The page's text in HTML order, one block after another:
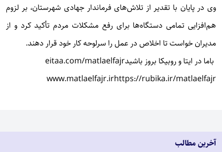
وی در پایان با تقدیر از تلاش‌های فرماندار جهادی شهرستان، بر لزوم
هم‌افزایی تمامی دستگاه‌ها برای رفع مشکلات مردم تأکید کرد و از
مدیران خواست تا اخلاص در عمل را سرلوحه کار خود قرار دهند.
باما در ایتا و روبیکا بروز باشیدeitaa.com/matlaelfajr
https://rubika.ir/matlaelfajr
www.matlaelfajr.ir
آخرین مطالب